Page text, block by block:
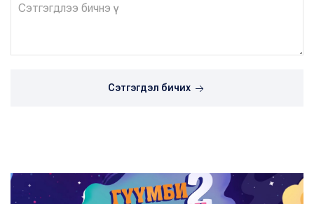
Сэтгэгдэл бичих